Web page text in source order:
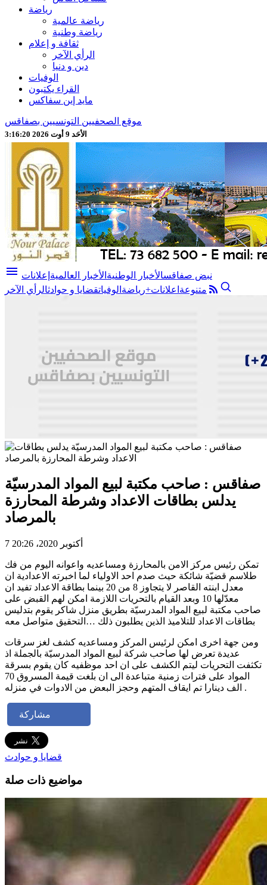
رياضة
رياضة عالمية
رياضة وطنية
ثقافة و إعلام
الرأي الآخر
دين و دنيا
الوفيات
القراء يكتبون
مايد إين سفاكس
موقع الصحفيين التونسيين بصفاقس
الأحَد 9 أوت 2026 3:16:22
menu نبض صفاقسالأخبار الوطنية الأخبار العالمية إعلانات
متنوعة اعلانات+رياضة الوفياتقضايا و حوادثالرأي الآخر
صفاقس : صاحب مكتبة لبيع المواد المدرسيّة
يدلس بطاقات الاعداد وشرطة المحارزة
بالمرصاد
7 أكتوبر 2020، 20:26
تمكن رئيس مركز الامن بالمحارزة ومساعديه واعوانه اليوم من فك
طلاسم قضيّة شائكة حيث صدم احد الاولياء لما اخبرته الاعدادية ان
معدل ابنته القاصر لا يتجاوز 8 من 20 بينما بطاقة الاعداد تفيد ان
معدّلها 10 وبعد القيام بالتحريات اللازمة امكن لهم القبض على
صاحب مكتبة لبيع المواد المدرسيّة بطريق منزل شاكر يقوم بتدليس
بطاقات الاعداد للتلاميذ الذين يطلبون ذلك …التحقيق متواصل معه
ومن جهة اخرى امكن لرئيس المركز ومساعديه كشف لغز سرقات
عديدة تعرض لها صاحب شركة لبيع المواد المدرسيّة بالجملة اذ
تكثفت التحريات ليتم الكشف على ان احد موظفيه كان يقوم بسرقة
المواد على فترات زمنية متباعدة الى ان بلغت قيمة المسروق 70
الف دينارا تم ايقاف المتهم وحجز البعض من الادوات في منزله .
مشاركة
قضايا و حوادث
مواضيع ذات صلة